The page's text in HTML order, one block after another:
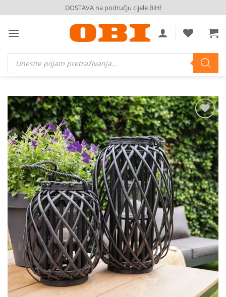
to
content
DOSTAVA na području cijele BiH!
Products
search
Dodaj
na
listu
želja